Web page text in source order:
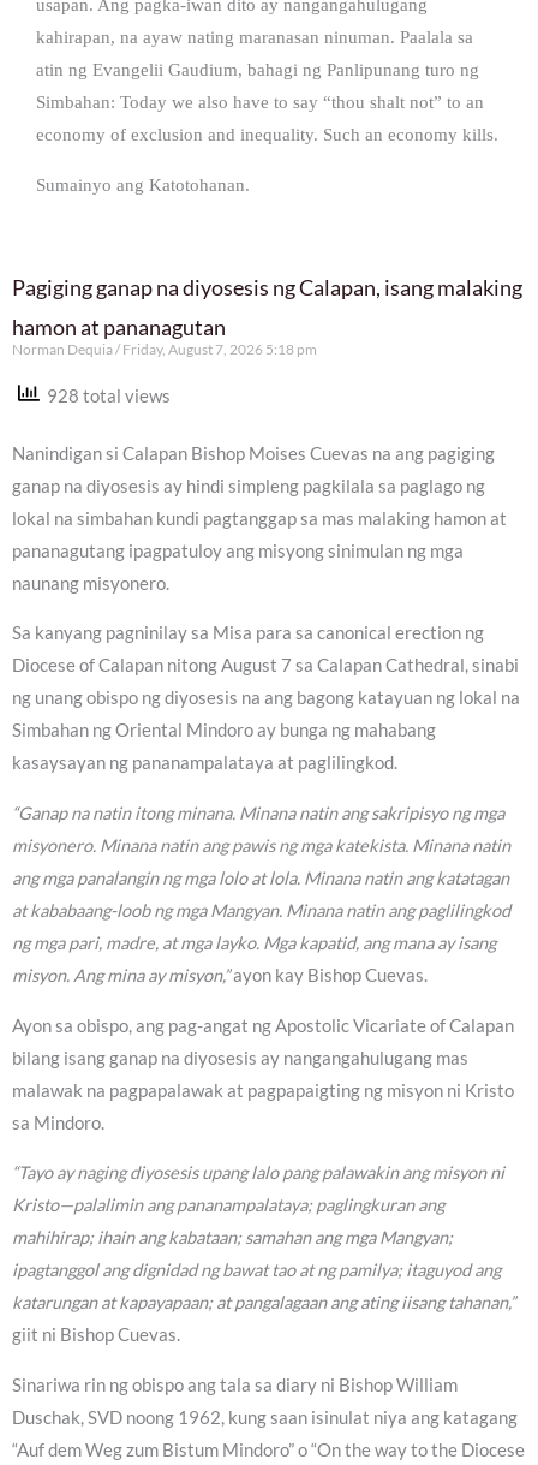
usapan. Ang pagka-iwan dito ay nangangahulugang
kahirapan, na ayaw nating maranasan ninuman. Paalala sa
atin ng Evangelii Gaudium, bahagi ng Panlipunang turo ng
Simbahan: Today we also have to say “thou shalt not” to an
economy of exclusion and inequality. Such an economy kills.
Sumainyo ang Katotohanan.
Pagiging ganap na diyosesis ng Calapan, isang malaking
hamon at pananagutan
Norman Dequia Friday, August 7, 2026 5:18 pm
928 total views
Nanindigan si Calapan Bishop Moises Cuevas na ang pagiging
ganap na diyosesis ay hindi simpleng pagkilala sa paglago ng
lokal na simbahan kundi pagtanggap sa mas malaking hamon at
pananagutang ipagpatuloy ang misyong sinimulan ng mga
naunang misyonero.
Sa kanyang pagninilay sa Misa para sa canonical erection ng
Diocese of Calapan nitong August 7 sa Calapan Cathedral, sinabi
ng unang obispo ng diyosesis na ang bagong katayuan ng lokal na
Simbahan ng Oriental Mindoro ay bunga ng mahabang
kasaysayan ng pananampalataya at paglilingkod.
“Ganap na natin itong minana. Minana natin ang sakripisyo ng mga
misyonero. Minana natin ang pawis ng mga katekista. Minana natin
ang mga panalangin ng mga lolo at lola. Minana natin ang katatagan
at kababaang-loob ng mga Mangyan. Minana natin ang paglilingkod
ng mga pari, madre, at mga layko. Mga kapatid, ang mana ay isang
misyon. Ang mina ay misyon,”ayon kay Bishop Cuevas.
Ayon sa obispo, ang pag-angat ng Apostolic Vicariate of Calapan
bilang isang ganap na diyosesis ay nangangahulugang mas
malawak na pagpapalawak at pagpapaigting ng misyon ni Kristo
sa Mindoro.
“Tayo ay naging diyosesis upang lalo pang palawakin ang misyon ni
Kristo—palalimin ang pananampalataya; paglingkuran ang
mahihirap; ihain ang kabataan; samahan ang mga Mangyan;
ipagtanggol ang dignidad ng bawat tao at ng pamilya; itaguyod ang
katarungan at kapayapaan; at pangalagaan ang ating iisang tahanan,”
giit ni Bishop Cuevas.
Sinariwa rin ng obispo ang tala sa diary ni Bishop William
Duschak, SVD noong 1962, kung saan isinulat niya ang katagang
“Auf dem Weg zum Bistum Mindoro” o “On the way to the Diocese